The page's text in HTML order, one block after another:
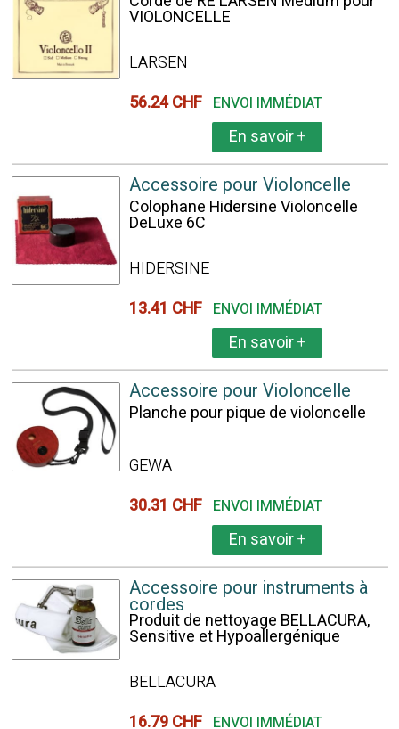
VIOLONCELLE
LARSEN
56.24 CHF ENVOI IMMÉDIAT
En savoir+
Accessoire pour Violoncelle
Colophane Hidersine Violoncelle
DeLuxe 6C
HIDERSINE
13.41 CHF ENVOI IMMÉDIAT
En savoir+
Accessoire pour Violoncelle
Planche pour pique de violoncelle
GEWA
30.31 CHF ENVOI IMMÉDIAT
En savoir+
Accessoire pour instruments à
cordes
Produit de nettoyage BELLACURA,
Sensitive et Hypoallergénique
BELLACURA
16.79 CHF ENVOI IMMÉDIAT